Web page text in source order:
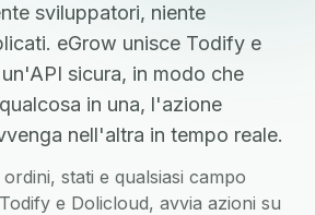
sviluppatori, niente
eGrow unisce Todify e
sicura, in modo che
in una, l'azione
nell'altra in tempo reale.
stati e qualsiasi campo
e Dolicloud, avvia azioni su